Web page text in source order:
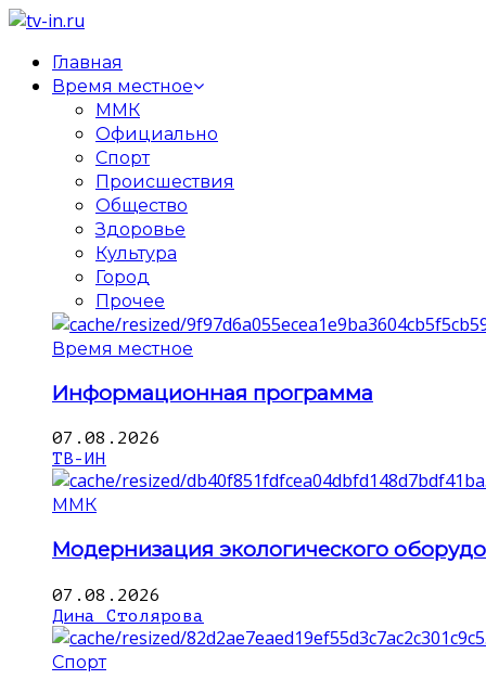
Главная
Время местное
ММК
Официально
Спорт
Происшествия
Общество
Здоровье
Культура
Город
Прочее
Время местное
Информационная программа
07.08.2026
ТВ-ИН
ММК
Модернизация экологического
07.08.2026
Дина Столярова
Спорт